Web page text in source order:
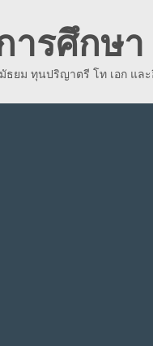
ารศึกษ
ธยม ทุนปริญาตรี โท เอก และ